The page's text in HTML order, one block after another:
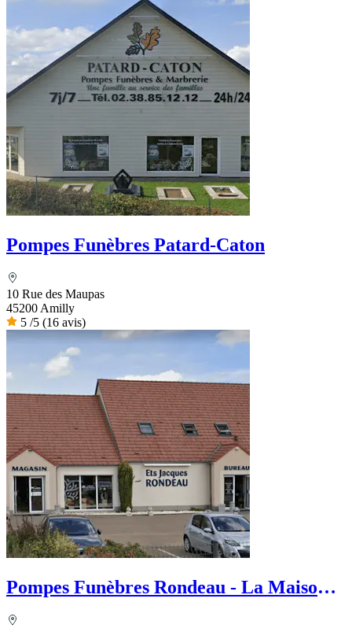
Pompes Funèbres Patard-Caton
10 Rue des Maupas
45200 Amilly
5 /5 (16 avis)
Pompes Funèbres Rondeau - La Maison